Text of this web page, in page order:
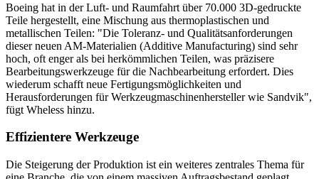
Boeing hat in der Luft- und Raumfahrt über 70.000 3D-gedruckte
Teile hergestellt, eine Mischung aus thermoplastischen und
metallischen Teilen: "Die Toleranz- und Qualitätsanforderungen
dieser neuen AM-Materialien (Additive Manufacturing) sind sehr
hoch, oft enger als bei herkömmlichen Teilen, was präzisere
Bearbeitungswerkzeuge für die Nachbearbeitung erfordert. Dies
wiederum schafft neue Fertigungsmöglichkeiten und
Herausforderungen für Werkzeugmaschinenhersteller wie Sandvik",
fügt Wheless hinzu.
Effizientere Werkzeuge
Die Steigerung der Produktion ist ein weiteres zentrales Thema für